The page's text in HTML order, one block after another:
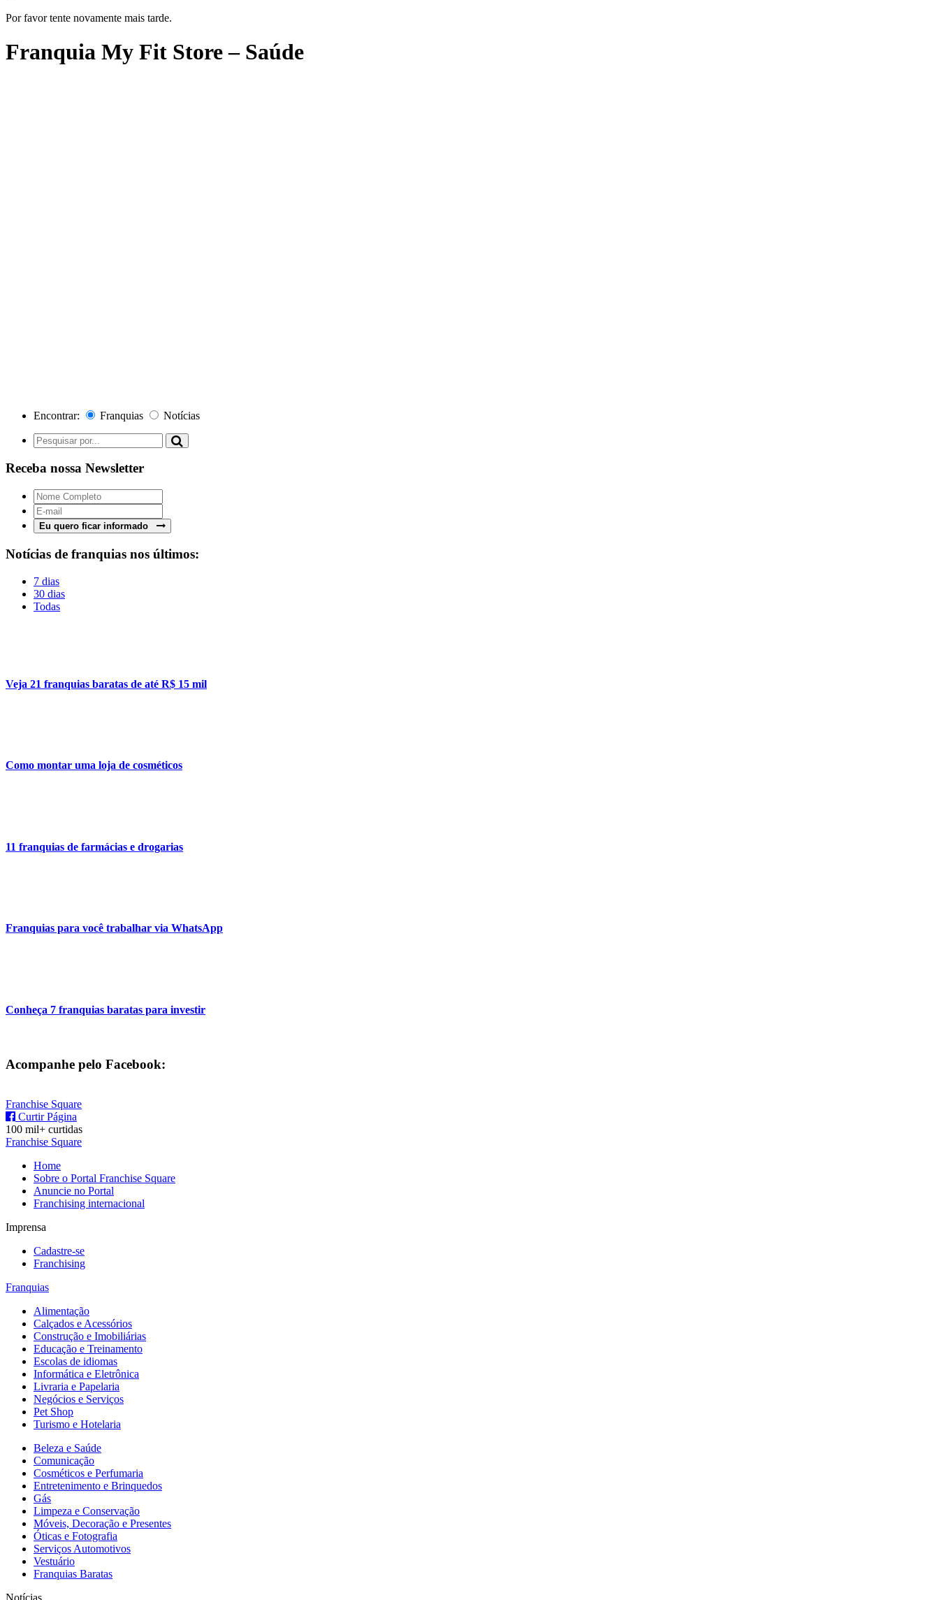
Por favor tente novamente mais tarde.
Franquia My Fit Store – Saúde
Encontrar: Franquias Notícias
Receba nossa Newsletter
Eu quero ficar informado
Notícias de franquias nos últimos:
7 dias
30 dias
Todas
Veja 21 franquias baratas de até R$ 15 mil
Como montar uma loja de cosméticos
11 franquias de farmácias e drogarias
Franquias para você trabalhar via WhatsApp
Conheça 7 franquias baratas para investir
Acompanhe pelo Facebook:
Franchise Square
Curtir Página
100 mil+ curtidas
Franchise Square
Home
Sobre o Portal Franchise Square
Anuncie no Portal
Franchising internacional
Imprensa
Cadastre-se
Franchising
Franquias
Alimentação
Calçados e Acessórios
Construção e Imobiliárias
Educação e Treinamento
Escolas de idiomas
Informática e Eletrônica
Livraria e Papelaria
Negócios e Serviços
Pet Shop
Turismo e Hotelaria
Beleza e Saúde
Comunicação
Cosméticos e Perfumaria
Entretenimento e Brinquedos
Gás
Limpeza e Conservação
Móveis, Decoração e Presentes
Óticas e Fotografia
Serviços Automotivos
Vestuário
Franquias Baratas
Notícias